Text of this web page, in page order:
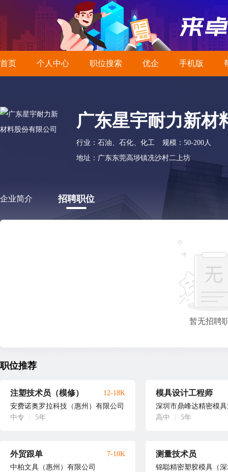
首页 个人中心 职位搜索 优企 手机版
广东星宇耐力新材
行业：石油、石化、化工
规模：50-200人
地址：广东东莞高埗镇冼沙村二上坊
企业简介 招聘职位
暂无招聘
职位推荐
注塑技术员（模修）
安费诺奥罗拉科技（惠州）有限公司
中专
5年
12-18K 模具设计工程师
深圳市鼎峰达精密模
高中
5年
外贸跟单
中柏文具（惠州）有限公司
7-10K 测量技术员
锦聪精密塑胶模具（